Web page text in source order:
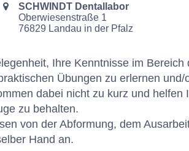
SCHWINDT Dentallabor
Oberwiesenstraße 1
76829 Landau in der Pfalz
Ihre Kenntnisse im Bereich
Übungen zu erlernen und/
dabei nicht zu kurz und helfen
zu behalten.
von der Abformung, dem
Hand an.